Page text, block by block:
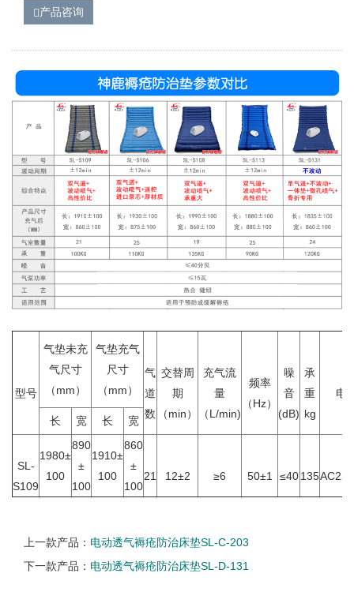
产品咨询
型号
气垫未充
气尺寸
（mm）
气垫充气
尺寸
（mm）
气
道
数
交替周
期
（min）
充气流
量
（L/min)
频率
（Hz）
噪
音
(dB)
承
重
kg
电
长 宽 长 宽
SL-
S109
1980±
100
890
±
100
1910±
100
860
±
100
21 12±2 ≥6 50±1 ≤40 135
上一款产品： 电动透气褥疮防治床垫SL-C-203
下一款产品： 电动透气褥疮防治床垫SL-D-131